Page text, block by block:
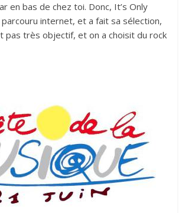
en bas de chez toi. Donc, It’s Only
parcouru internet, et a fait sa sélection,
pas très objectif, et on a choisit du rock